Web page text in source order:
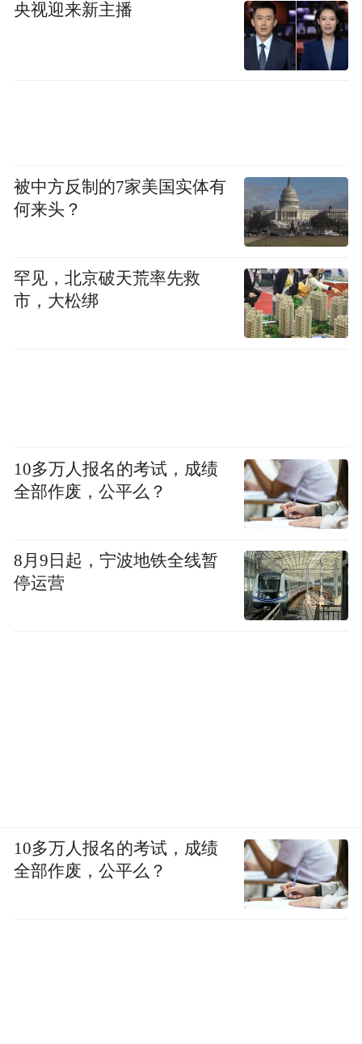
央视迎来新主播
被中方反制的7家美国实体有
何来头？
罕见，北京破天荒率先救
市，大松绑
10多万人报名的考试，成绩
全部作废，公平么？
8月9日起，宁波地铁全线暂
停运营
10多万人报名的考试，成绩
全部作废，公平么？